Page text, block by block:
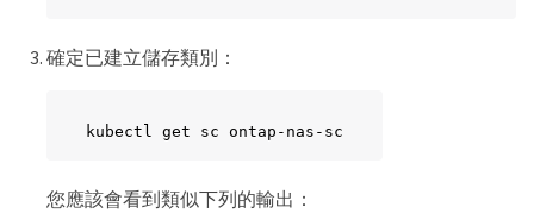
確定已建立儲存類別：
kubectl get sc ontap-nas-sc
您應該會看到類似下列的輸出：